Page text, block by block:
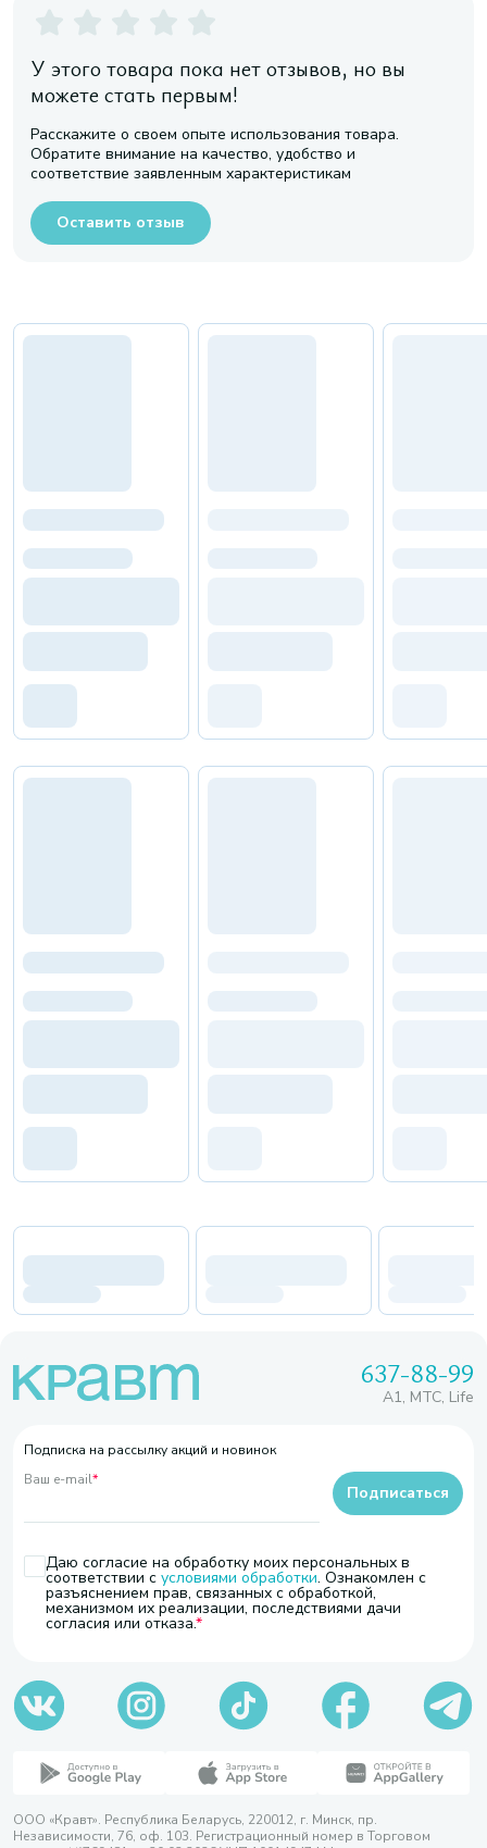
У этого товара пока нет отзывов, но вы
можете стать первым!
Расскажите о своем опыте использования товара.
Обратите внимание на качество, удобство и
соответствие заявленным характеристикам
Оставить отзыв
637-88-99
A1, МТС, Life
Подписка на рассылку акций и новинок
Ваш e-mail*
Даю согласие на обработку моих персональных в
соответствии с условиями обработки. Ознакомлен с
разъяснением прав, связанных с обработкой,
механизмом их реализации, последствиями дачи
согласия или отказа.
Подписаться
ООО «Кравт». Республика Беларусь, 220012, г. Минск, пр.
Независимости, 76, оф. 103. Регистрационный номер в Торговом